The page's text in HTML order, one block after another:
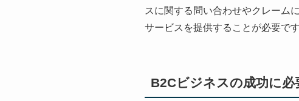
スに関する問い合わせやクレーム
サービスを提供することが必要です
B2Cビジネスの成功に必